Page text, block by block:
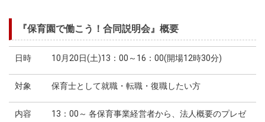
『保育園で働こう！合同説明会』概要
日時 10月20日(土)13：00～16：00(開場12時30分)
対象 保育士として就職・転職・復職したい方
内容
13：00～ 各保育事業経営者から、法人概要のプレゼ